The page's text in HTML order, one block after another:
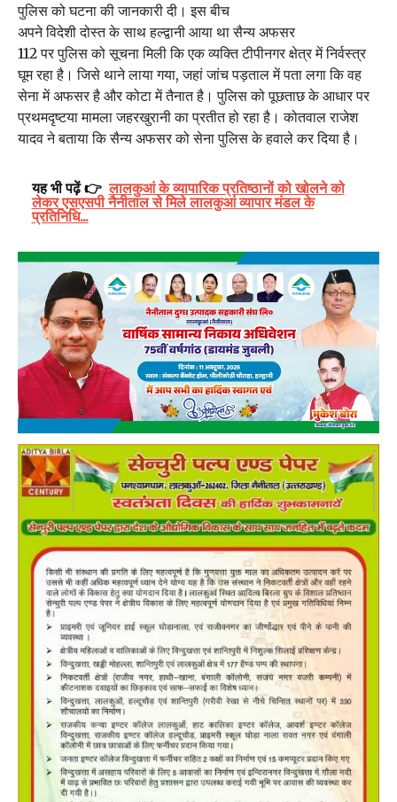
पुलिस को घटना की जानकारी दी। इस बीच
अपने विदेशी दोस्त के साथ हल्द्वानी आया था सैन्य अफसर
112 पर पुलिस को सूचना मिली कि एक व्यक्ति टीपीनगर क्षेत्र में निर्वस्त्र
घूम रहा है। जिसे थाने लाया गया, जहां जांच पड़ताल में पता लगा कि वह
सेना में अफसर है और कोटा में तैनात है। पुलिस को पूछताछ के आधार पर
प्रथमदृष्टया मामला जहरखुरानी का प्रतीत हो रहा है। कोतवाल राजेश
यादव ने बताया कि सैन्य अफसर को सेना पुलिस के हवाले कर दिया है।
यह भी पढ़ें 👉 लालकुआं के व्यापारिक प्रतिष्ठानों को खोलने को
लेकर एसएसपी नैनीताल से मिले लालकुआं व्यापार मंडल के
प्रतिनिधि...